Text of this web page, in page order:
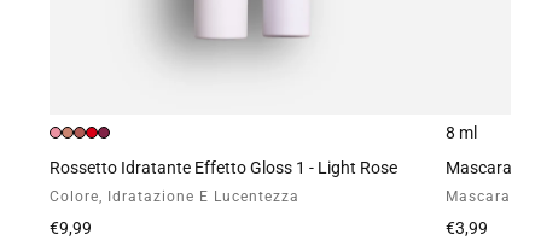
Rossetto Idratante Effetto Gloss 1 - Light Rose
Colore, Idratazione E Lucentezza
Prezzo
€9,99
8 ml
Mascara
Mascara
Prezzo
€3,99